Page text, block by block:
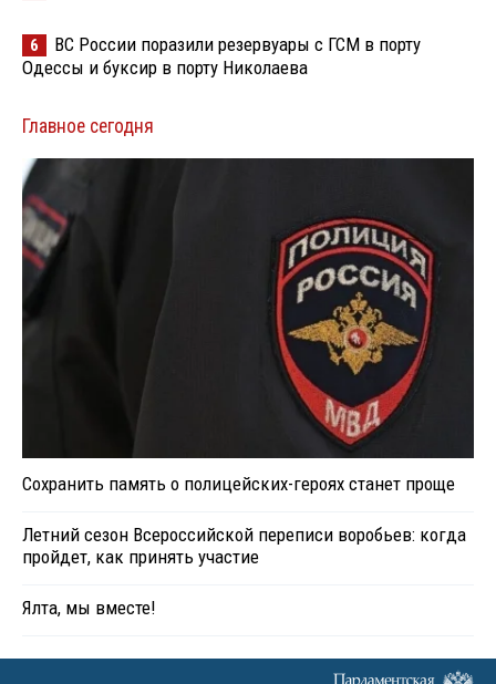
6
ВС России поразили резервуары с ГСМ в порту
Одессы и буксир в порту Николаева
Главное сегодня
Сохранить память о полицейских-героях станет проще
Летний сезон Всероссийской переписи воробьев: когда
пройдет, как принять участие
Ялта, мы вместе!